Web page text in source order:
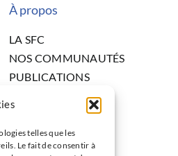
telles que les
Le fait de consentir à
À propos
LA SFC
NOS COMMUNAUTÉS
PUBLICATIONS
NOS CONGRÈS
RECHERCHE
PRIX ET BOURSES